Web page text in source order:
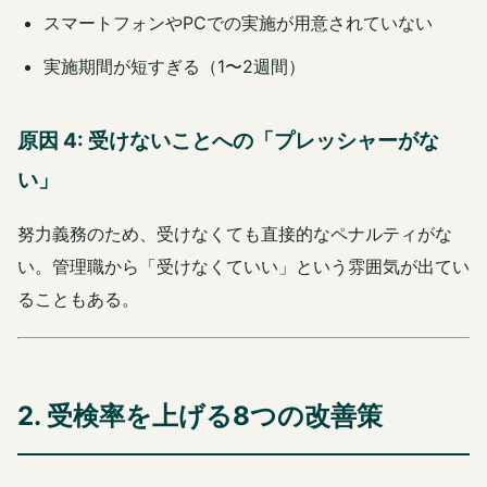
スマートフォンやPCでの実施が用意されていない
実施期間が短すぎる（1〜2週間）
原因 4: 受けないことへの「プレッシャーがな
い」
努力義務のため、受けなくても直接的なペナルティがな
い。管理職から「受けなくていい」という雰囲気が出てい
ることもある。
2. 受検率を上げる8つの改善策